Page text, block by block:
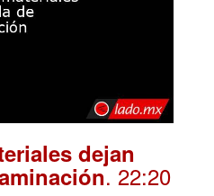
dejan
. 22:20